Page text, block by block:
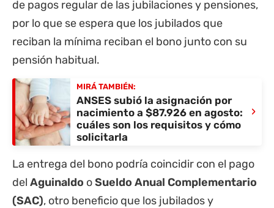
de pagos regular de las jubilaciones y pensiones,
por lo que se espera que los jubilados que
reciban la mínima reciban el bono junto con su
pensión habitual.
MIRÁ TAMBIÉN:
ANSES subió la asignación por
nacimiento a $87.926 en agosto:
cuáles son los requisitos y cómo
solicitarla
›
La entrega del bono podría coincidir con el pago
del Aguinaldo oSueldo Anual Complementario
(SAC), otro beneficio que los jubilados y